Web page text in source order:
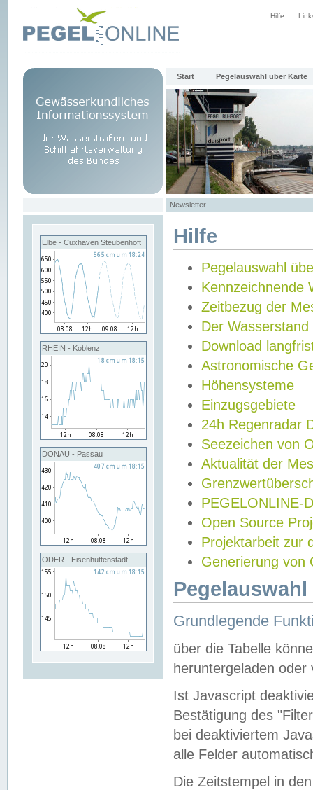
Hilfe
Start Pegelauswahl über Karte
Newsletter
Elbe - Cuxhaven Steubenhöft
RHEIN - Koblenz
DONAU - Passau
ODER - Eisenhüttenstadt
Hilfe
Pegelauswahl
Kennzeichnende
Zeitbezug der
Der Wasserstand
Download
Astronomische
Höhensysteme
Einzugsgebiete
24h Regenradar
Seezeichen von
Aktualität der
PEGELONLINE-
Open Source
Projektarbeit zur
Generierung von
Grundlegende
über die Tabelle
heruntergeladen oder
Ist Javascript
Bestätigung des
bei deaktiviertem
alle Felder
Die Zeitstempel in